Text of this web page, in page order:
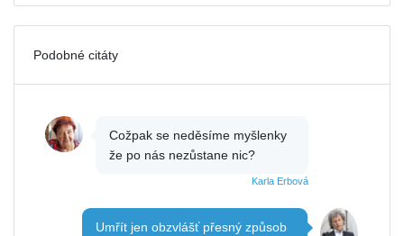
Podobné citáty
Cožpak se neděsíme myšlenky
že po nás nezůstane nic?
Karla Erbová
Umřít jen obzvlášť přesný způsob